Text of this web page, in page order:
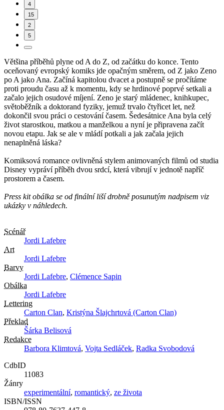
4
15
2
5
Většina příběhů plyne od A do Z, od začátku do konce. Tento
oceňovaný evropský komiks jde opačným směrem, od Z jako Zeno
po A jako Ana. Začíná kapitolou dvacet a postupně se pročítáme
proti proudu času až k momentu, kdy se hrdinové poprvé setkali a
začalo jejich osudové míjení. Zeno je starý mládenec, knihkupec,
světoběžník a doktorand fyziky, jemuž trvalo čtyřicet let, než
dokončil svou práci o cestování časem. Šedesátnice Ana byla celý
život starostkou, matkou a manželkou a nyní je připravena začít
novou etapu. Jak se ale v mládí potkali a jak začala jejich
nenaplněná láska?
Komiksová romance ovlivněná stylem animovaných filmů od studia
Disney vypráví příběh dvou srdcí, která vibrují v jednotě napříč
prostorem a časem.
Press kit obálka se od finální liší drobně posunutým nadpisem viz
ukázky v náhledech.
Scénář
Jordi Lafebre
Art
Jordi Lafebre
Barvy
Jordi Lafebre, Clémence Sapin
Obálka
Jordi Lafebre
Lettering
Carton Clan, Kristýna Šlajchrtová (Carton Clan)
Překlad
Šárka Belisová
Redakce
Barbora Klimtová, Vojta Sedláček, Radka Svobodová
CdbID
11083
Žánry
experimentální, romantický, ze života
ISBN/ISSN